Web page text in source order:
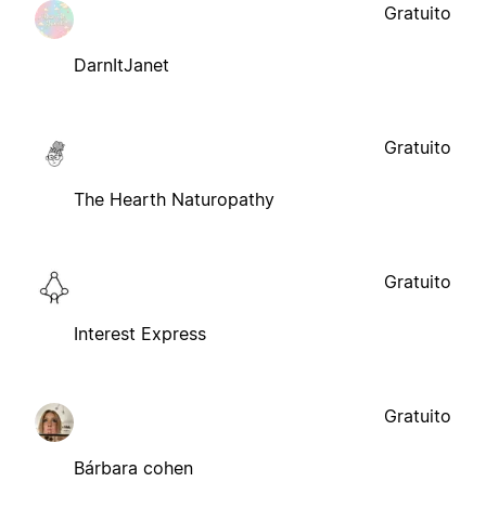
DarnItJanet
Gratuito
The Hearth Naturopathy
Gratuito
Interest Express
Gratuito
Bárbara cohen
Gratuito